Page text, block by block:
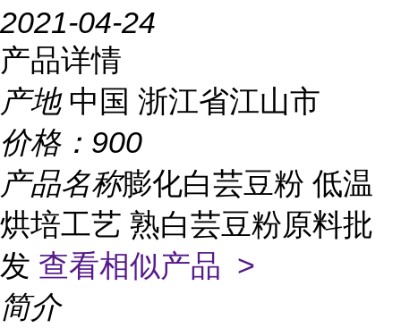
2021-04-24
产品详情
产地 中国 浙江省江山市
价格： 900
产品名称膨化白芸豆粉 低温
烘培工艺 熟白芸豆粉原料批
发 查看相似产品 >
简介